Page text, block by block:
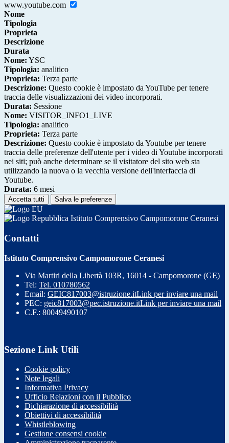
www.youtube.com
Nome
Tipologia
Proprieta
Descrizione
Durata
Nome: YSC
Tipologia: analitico
Proprieta: Terza parte
Descrizione: Questo cookie è impostato da YouTube per tenere
traccia delle visualizzazioni dei video incorporati.
Durata: Sessione
Nome: VISITOR_INFO1_LIVE
Tipologia: analitico
Proprieta: Terza parte
Descrizione: Questo cookie è impostato da Youtube per tenere
traccia delle preferenze dell'utente per i video di Youtube incorporati
nei siti; può anche determinare se il visitatore del sito web sta
utilizzando la nuova o la vecchia versione dell'interfaccia di
Youtube.
Durata: 6 mesi
Accetta tutti Salva le preferenze
Istituto Comprensivo Campomorone Ceranesi
Contatti
Istituto Comprensivo Campomorone Ceranesi
Via Martiri della Libertà 103R, 16014 - Campomorone (GE)
Tel: Tel. 010780562
Email: GEIC817003@istruzione.itLink per inviare una mail
PEC: geic817003@pec.istruzione.itLink per inviare una mail
C.F.: 80049490107
Sezione Link Utili
Cookie policy
Note legali
Informativa Privacy
Ufficio Relazioni con il Pubblico
Dichiarazione di accessibilità
Obiettivi di accessibilità
Whistleblowing
Gestione consensi cookie